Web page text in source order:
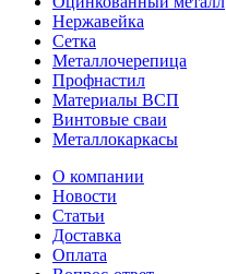
Нержавейка
Сетка
Металлочерепица
Профнастил
Материалы ВСП
Винтовые сваи
Металлокаркасы
О компании
Новости
Статьи
Доставка
Оплата